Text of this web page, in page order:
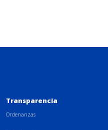
Transparencia
Ordenanzas